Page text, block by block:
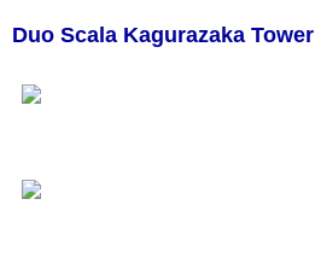
Duo Scala Kagurazaka Tower